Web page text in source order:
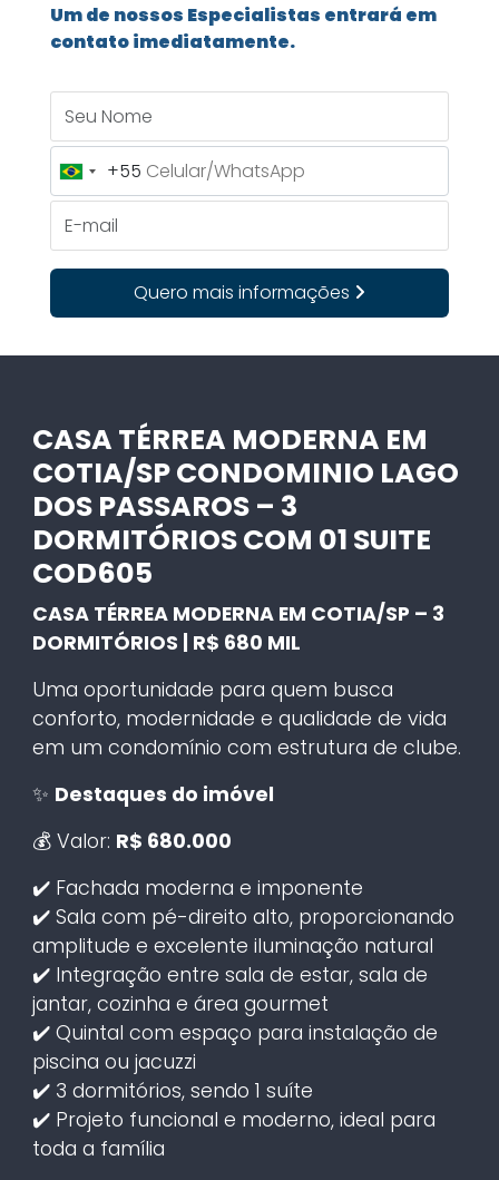
Um de nossos Especialistas entrará em
contato imediatamente.
Brazil
+55
+55
Quero mais informações
CASA TÉRREA MODERNA EM
COTIA/SP CONDOMINIO LAGO
DOS PASSAROS – 3
DORMITÓRIOS COM 01 SUITE
COD605
CASA TÉRREA MODERNA EM COTIA/SP – 3
DORMITÓRIOS | R$ 680 MIL
Uma oportunidade para quem busca
conforto, modernidade e qualidade de vida
em um condomínio com estrutura de clube.
✨ Destaques do imóvel
💰 Valor: R$ 680.000
✔️ Fachada moderna e imponente
✔️ Sala com pé-direito alto, proporcionando
amplitude e excelente iluminação natural
✔️ Integração entre sala de estar, sala de
jantar, cozinha e área gourmet
✔️ Quintal com espaço para instalação de
piscina ou jacuzzi
✔️ 3 dormitórios, sendo 1 suíte
✔️ Projeto funcional e moderno, ideal para
toda a família